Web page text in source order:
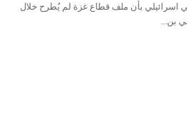
سياسي اسرائيلي بأن ملف قطاع غزة لم يُطرح خلال
بن...